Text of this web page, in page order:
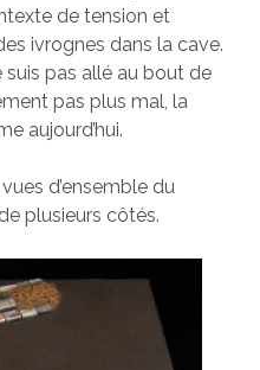
de tension et
ivrognes dans la cave.
suis pas allé au bout de
pas plus mal, la
aujourd’hui.
d’ensemble du
plusieurs côtés.